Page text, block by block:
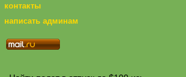
контакты
написать админам